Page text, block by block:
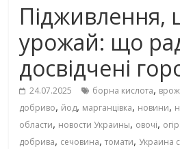
Підживлення,
урожай: що
досвідчені
24.07.2025 борна кислота,
добриво, йод, марганцівка, новини,
области, новости Украины, овочі,
добрива, сечовина,томати, Украина